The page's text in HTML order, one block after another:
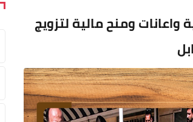
ومنح مالية لتزويج